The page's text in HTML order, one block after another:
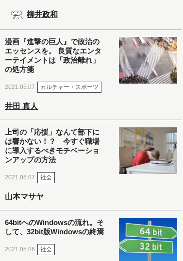
柳井政和
漫画『進撃の巨人』で政治の
エッセンスを。 良質なエンタ
ーテイメントは「政治離れ」
の処方箋
2021.05.07 カルチャー・スポーツ
井田 真人
上司の「応援」なんて部下に
は響かない！？ 今すぐ職場
に導入するべきモチベーショ
ンアップの方法
2021.05.07 社会
山本マサヤ
64bitへのWindowsの流れ。そ
して、32bit版Windowsの終焉
2021.05.06 社会